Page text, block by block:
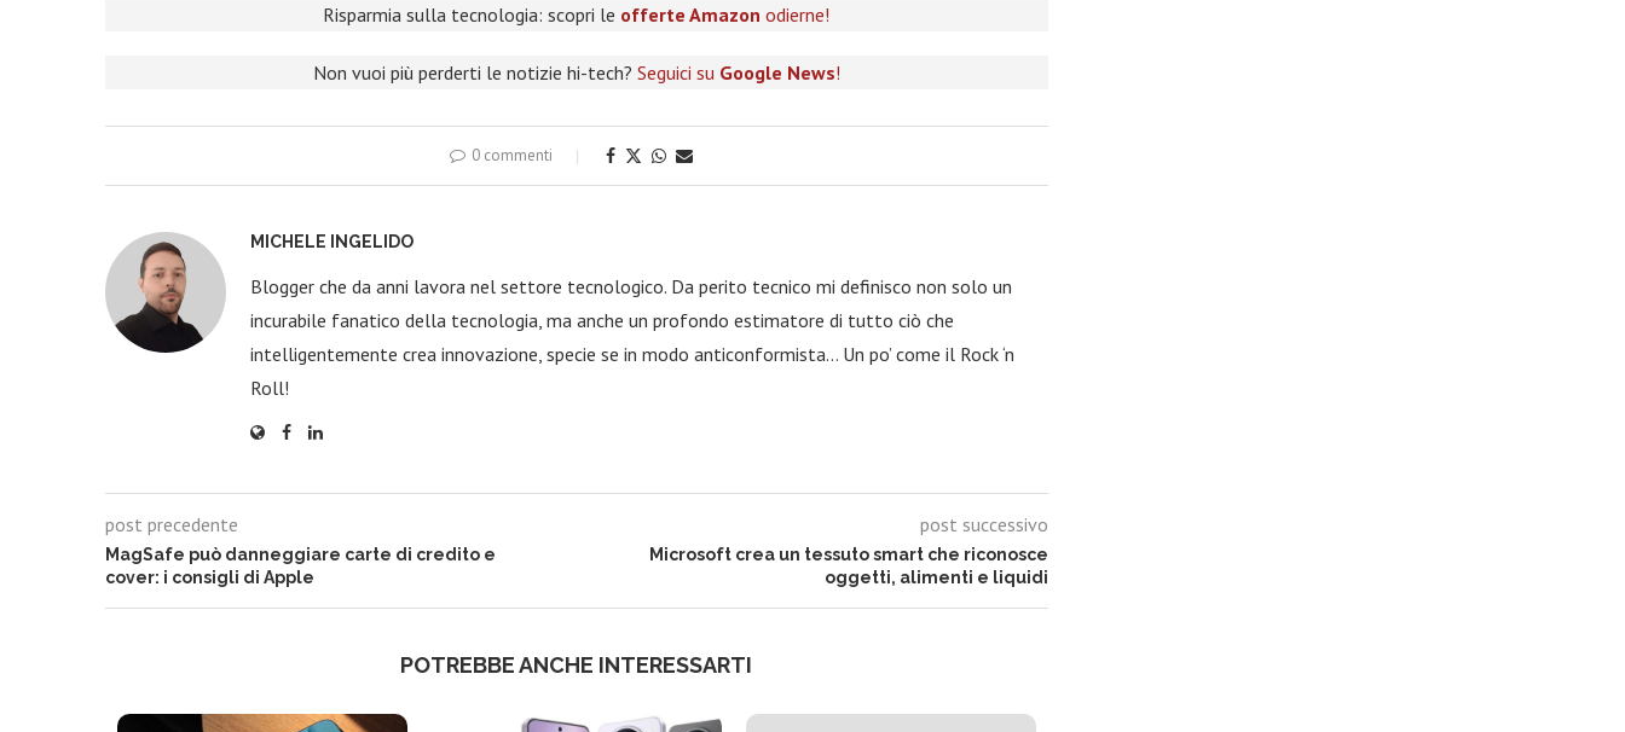
Risparmia sulla tecnologia: scopri le offerte Amazon odierne!
Non vuoi più perderti le notizie hi-tech? Seguici su Google News!
0 commenti
MICHELE INGELIDO
Blogger che da anni lavora nel settore tecnologico. Da perito tecnico mi definisco non solo un
incurabile fanatico della tecnologia, ma anche un profondo estimatore di tutto ciò che
intelligentemente crea innovazione, specie se in modo anticonformista… Un po’ come il Rock ‘n
Roll!
post precedente
MagSafe può danneggiare carte di credito e
cover: i consigli di Apple
post successivo
Microsoft crea un tessuto smart che riconosce
oggetti, alimenti e liquidi
POTREBBE ANCHE INTERESSARTI